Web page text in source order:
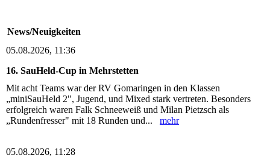
News/Neuigkeiten
05.08.2026, 11:36
16. SauHeld-Cup in Mehrstetten
Mit acht Teams war der RV Gomaringen in den Klassen
„miniSauHeld 2", Jugend, und Mixed stark vertreten. Besonders
erfolgreich waren Falk Schneeweiß und Milan Pietzsch als
„Rundenfresser" mit 18 Runden und... mehr
05.08.2026, 11:28